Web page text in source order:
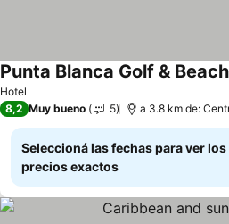
Hotel
Punta Blanca Golf &
8,2 Muy bueno 5 a 3.8 km de:
Seleccioná las fechas para ver los
precios exactos